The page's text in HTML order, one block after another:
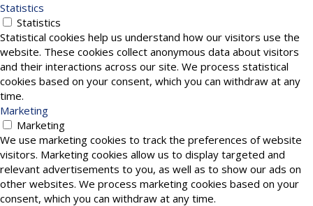
Statistics
Statistics
Statistical cookies help us understand how our visitors use the
website. These cookies collect anonymous data about visitors
and their interactions across our site. We process statistical
cookies based on your consent, which you can withdraw at any
time.
Marketing
Marketing
We use marketing cookies to track the preferences of website
visitors. Marketing cookies allow us to display targeted and
relevant advertisements to you, as well as to show our ads on
other websites. We process marketing cookies based on your
consent, which you can withdraw at any time.